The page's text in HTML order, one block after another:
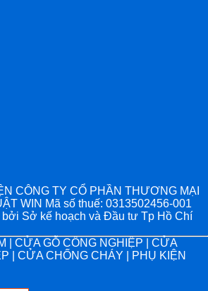
CÔNG TY CỔ PHẦN THƯƠNG MẠI
WIN Mã số thuế: 0313502456-001
bởi Sở kế hoạch và Đầu tư Tp Hồ Chí
| CỬA GỖ CÔNG NGHIỆP | CỬA
| CỬA CHỐNG CHÁY | PHỤ KIỆN